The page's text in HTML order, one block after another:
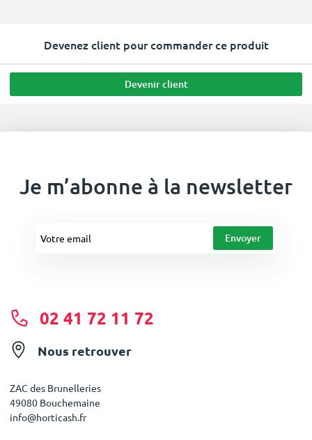
Devenez client pour commander ce produit
Devenir client
Je m’abonne à la newsletter
02 41 72 11 72
Nous retrouver
ZAC des Brunelleries
49080 Bouchemaine
info@horticash.fr